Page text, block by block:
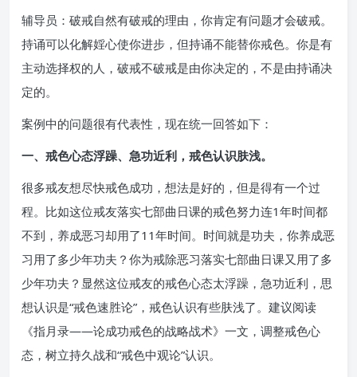
辅导员：破戒自然有破戒的理由，你肯定有问题才会破戒。
持诵可以化解婬心使你进步，但持诵不能替你戒色。你是有
主动选择权的人，破戒不破戒是由你决定的，不是由持诵决
定的。
案例中的问题很有代表性，现在统一回答如下：
一、戒色心态浮躁、急功近利，戒色认识肤浅。
很多戒友想尽快戒色成功，想法是好的，但是得有一个过
程。比如这位戒友落实七部曲日课的戒色努力连1年时间都
不到，养成恶习却用了11年时间。时间就是功夫，你养成恶
习用了多少年功夫？你为戒除恶习落实七部曲日课又用了多
少年功夫？显然这位戒友的戒色心态太浮躁，急功近利，思
想认识是“戒色速胜论”，戒色认识有些肤浅了。建议阅读
《指月录——论成功戒色的战略战术》一文，调整戒色心
态，树立持久战和“戒色中观论”认识。